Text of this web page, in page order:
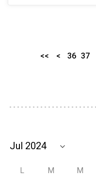
<< < 36 37
L M M